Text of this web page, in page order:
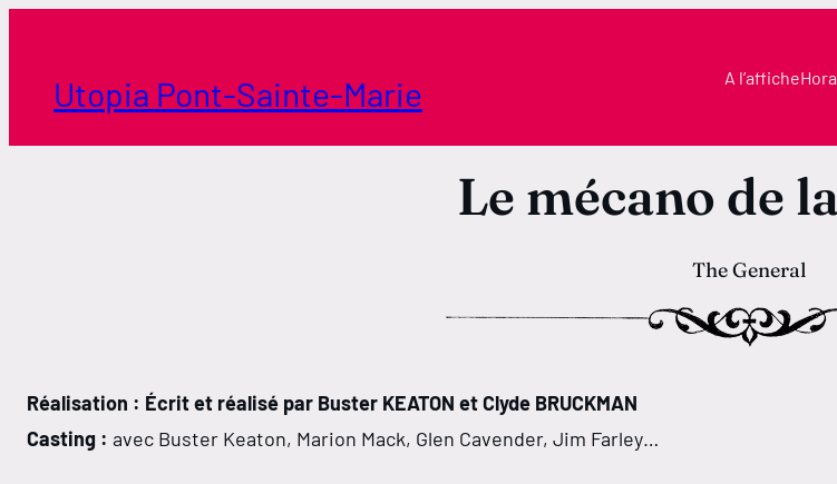
contenuUtopia Pont-Sainte-Marie A l’affiche
Le mécano de
The General
Réalisation : Écrit et réalisé par Buster KEATON et Clyde BRUCKMAN
Casting : avec Buster Keaton, Marion Mack, Glen Cavender, Jim Farley…